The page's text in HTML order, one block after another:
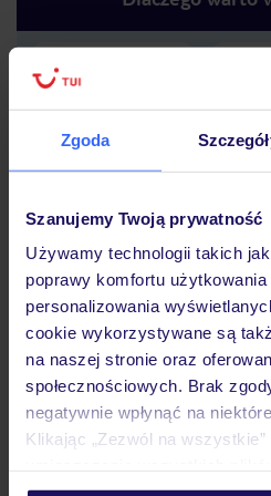
Zgoda
Szanujemy Twoją prywatność
Używamy technologii takich
poprawy komfortu
personalizowania
cookie wykorzystywane są
na naszej stronie oraz
społecznościowych. Brak
negatywnie wpłynąć na
Klikając „Zezwól na
personalizować swój wybór
Lider niskich cen
Hotel
Pokoje
Wyżywienie